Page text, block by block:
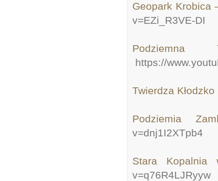
Geopark
v=EZi_R3VE-DI
https://
Twierdza
v=dnj1I2XTpb4
Stara
v=q76R4LJRyyw